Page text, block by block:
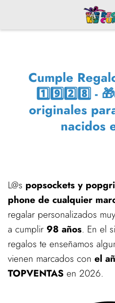
Cumple
1️⃣9️⃣2️⃣8️⃣ -
originales
nacidos
L@s popsockets y
phone de cualquier
regalar personalizados
a cumplir 98 años. En el
regalos te enseñamos
vienen marcados con el
TOPVENTAS en 2026.